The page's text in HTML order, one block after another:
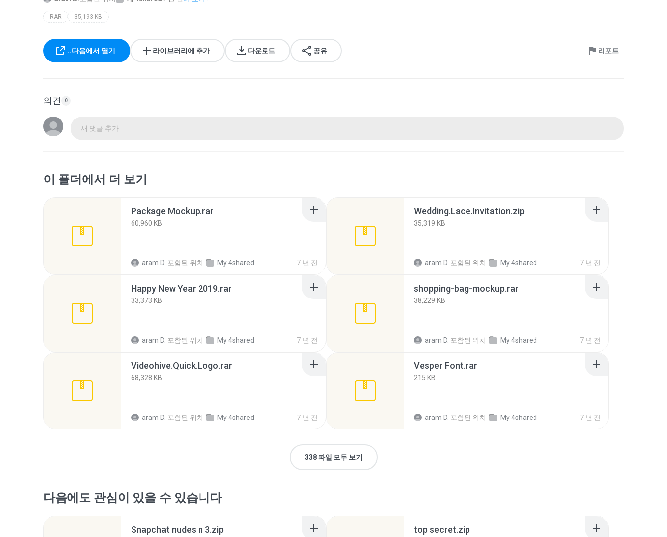
RAR 35,193 KB
...다음에서 열기 라이브러리에 추가 다운로드 공유 리포트
의견 0
새 댓글 추가
이 폴더에서 더 보기
Package Mockup.rar
60,960 KB
aram D. 포함된 위치 My 4shared 7 년 전
Wedding.Lace.Invitation.zip
35,319 KB
aram D. 포함된 위치 My 4shared 7 년 전
Happy New Year 2019.rar
33,373 KB
aram D. 포함된 위치 My 4shared 7 년 전
shopping-bag-mockup.rar
38,229 KB
aram D. 포함된 위치 My 4shared 7 년 전
Videohive.Quick.Logo.rar
68,328 KB
aram D. 포함된 위치 My 4shared 7 년 전
Vesper Font.rar
215 KB
aram D. 포함된 위치 My 4shared 7 년 전
338 파일 모두 보기
다음에도 관심이 있을 수 있습니다
Snapchat nudes n 3.zip top secret.zip